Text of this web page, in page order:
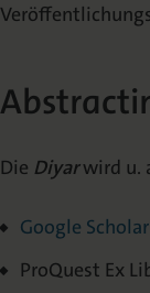
Die Diyarwird u.
Google Scholar
ProQuest Ex